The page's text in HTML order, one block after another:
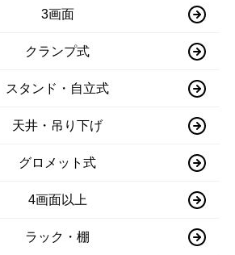
3画面
クランプ式
スタンド・自立式
天井・吊り下げ
グロメット式
4画面以上
ラック・棚